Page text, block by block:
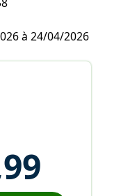
à 24/04/2026